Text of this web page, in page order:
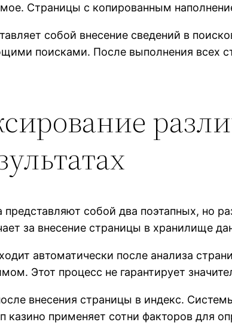
Страницы с копированным
собой внесение сведений в
поисками. После выполнения всех
представляют собой два поэтапных, но
за внесение страницы в хранилище
автоматически после анализа
Этот процесс не гарантирует
внесения страницы в индекс.
применяет сотни факторов для